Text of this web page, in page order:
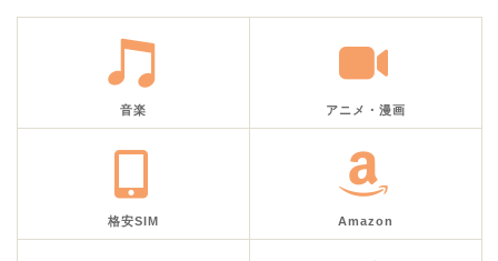
音楽 アニメ・漫画
格安SIM Amazon